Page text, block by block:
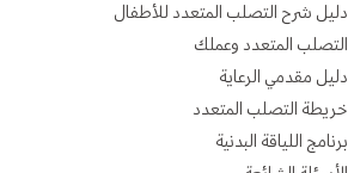
دليل شرح التصلب المتعدد للأطفال
التصلب المتعدد وعملك
دليل مقدمي الرعاية
خريطة التصلب المتعدد
برنامج اللياقة البدنية